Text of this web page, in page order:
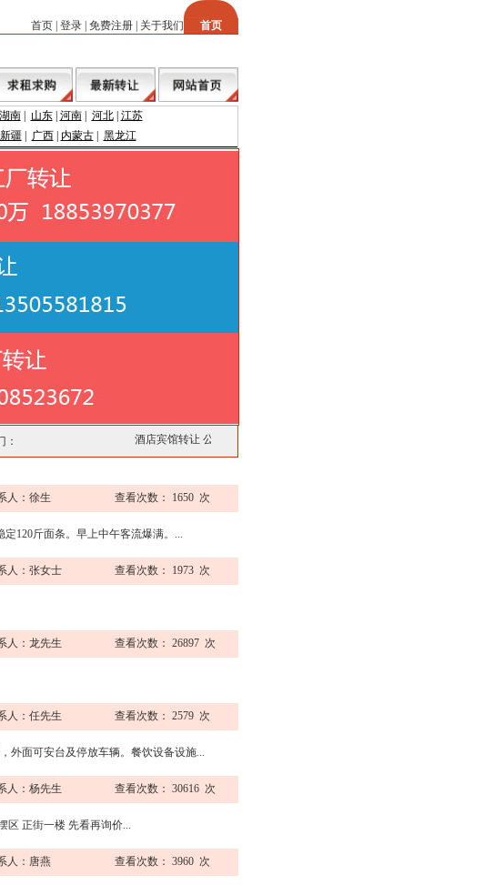
首页 登录 免费注册 关于我们 首页
湖南| 山东| 河南| 河北| 江苏
新疆 广西| 内蒙古| 黑龙江
： 酒店宾馆转让 公司工厂转让
人：徐生 查看次数： 1650 次
120斤面条。早上中午客流爆满。...
人：张女士 查看次数： 1973 次
人：龙先生 查看次数： 26897 次
人：任先生 查看次数： 2579 次
面可安台及停放车辆。餐饮设备设施...
人：杨先生 查看次数： 30616 次
正街一楼 先看再询价...
人：唐燕 查看次数： 3960 次